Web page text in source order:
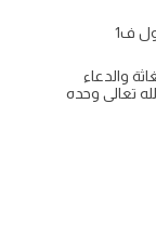
والدعاء
تعالى وحده